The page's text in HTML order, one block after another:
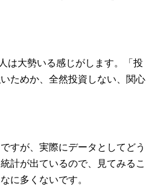
は大勢いる感じがします。「投
ためか、全然投資しない、関心
すが、実際にデータとしてどう
計が出ているので、見てみるこ
に多くないです。